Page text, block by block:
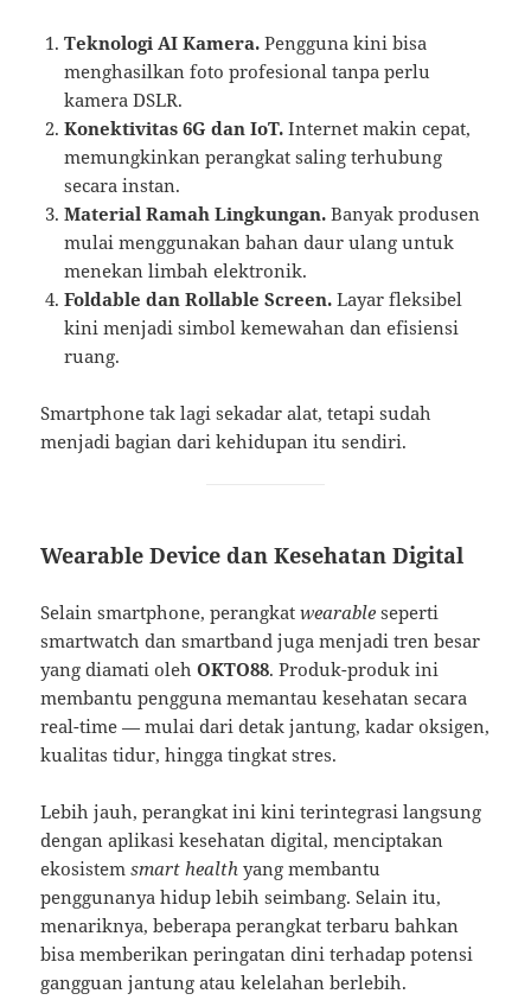
Teknologi AI Kamera. Pengguna kini bisa
menghasilkan foto profesional tanpa perlu
kamera DSLR.
Konektivitas 6G dan IoT. Internet makin cepat,
memungkinkan perangkat saling terhubung
secara instan.
Material Ramah Lingkungan. Banyak produsen
mulai menggunakan bahan daur ulang untuk
menekan limbah elektronik.
Foldable dan Rollable Screen. Layar fleksibel
kini menjadi simbol kemewahan dan efisiensi
ruang.
Smartphone tak lagi sekadar alat, tetapi sudah
menjadi bagian dari kehidupan itu sendiri.
Wearable Device dan Kesehatan Digital
Selain smartphone, perangkatwearable seperti
smartwatch dan smartband juga menjadi tren besar
yang diamati olehOKTO88. Produk-produk ini
membantu pengguna memantau kesehatan secara
real-time — mulai dari detak jantung, kadar oksigen,
kualitas tidur, hingga tingkat stres.
Lebih jauh, perangkat ini kini terintegrasi langsung
dengan aplikasi kesehatan digital, menciptakan
ekosistemsmart health yang membantu
penggunanya hidup lebih seimbang. Selain itu,
menariknya, beberapa perangkat terbaru bahkan
bisa memberikan peringatan dini terhadap potensi
gangguan jantung atau kelelahan berlebih.